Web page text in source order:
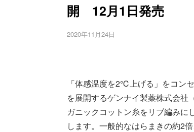
開 12月1日発売
2020年11月24日
「体感温度を2℃上げる」をコン
を展開するゲンナイ製薬株式会社
ガニックコットン糸をリブ編みに
します。一般的なはらまきの約2